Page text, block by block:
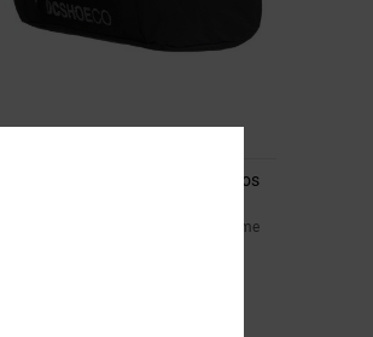
All Weather 25L - Grand sac à dos
Grand sac à dos de skate Noir Homme